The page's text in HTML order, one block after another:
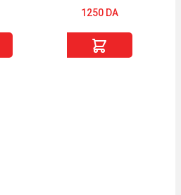
Gras 300 ML
1250 DA